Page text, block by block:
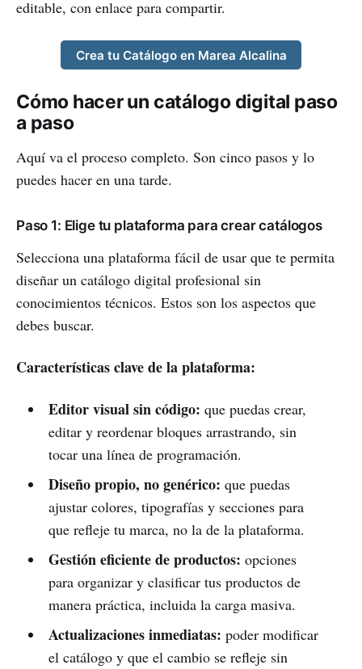
editable, con enlace para compartir.
Crea tu Catálogo en Marea Alcalina
Cómo hacer un catálogo digital paso
a paso
Aquí va el proceso completo. Son cinco pasos y lo
puedes hacer en una tarde.
Paso 1: Elige tu plataforma para crear catálogos
Selecciona una plataforma fácil de usar que te permita
diseñar un catálogo digital profesional sin
conocimientos técnicos. Estos son los aspectos que
debes buscar.
Características clave de la plataforma:
Editor visual sin código: que puedas crear,
editar y reordenar bloques arrastrando, sin
tocar una línea de programación.
Diseño propio, no genérico: que puedas
ajustar colores, tipografías y secciones para
que refleje tu marca, no la de la plataforma.
Gestión eficiente de productos: opciones
para organizar y clasificar tus productos de
manera práctica, incluida la carga masiva.
Actualizaciones inmediatas: poder modificar
el catálogo y que el cambio se refleje sin